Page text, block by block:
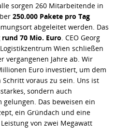
sorgen 260 Mitarbeitende in
250.000 Pakete pro Tag
abgeleitet werden. Das
70 Mio. Euro. CEO Georg
Wien schließen
vergangenen Jahre ab. Wir
Euro investiert, um dem
voraus zu sein. Uns ist
sondern auch
Das beweisen ein
ein Gründach und eine
von zwei Megawatt